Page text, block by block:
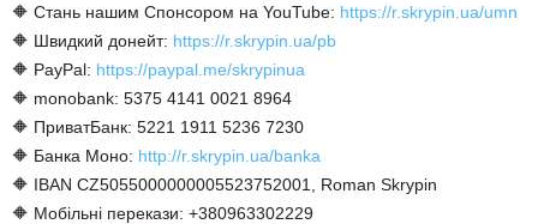
🔶 Стань нашим Спонсором на YouTube: https://r.skrypin.ua/umn
🔶 Швидкий донейт: https://r.skrypin.ua/pb
🔶 PayPal: https://paypal.me/skrypinua
🔶 monobank: 5375 4141 0021 8964
🔶 ПриватБанк: 5221 1911 5236 7230
🔶 Банка Моно: http://r.skrypin.ua/banka
🔶 IBAN CZ5055000000005523752001, Roman Skrypin
🔶 Мобільні перекази: +380963302229